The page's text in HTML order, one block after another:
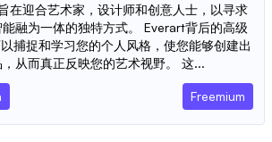
在迎合艺术家，设计师和创意人士，以寻求
融为一体的独特方式。 Everart背后的高级
捕捉和学习您的个人风格，使您能够创建出
从而真正反映您的艺术视野。 这...
Freemium